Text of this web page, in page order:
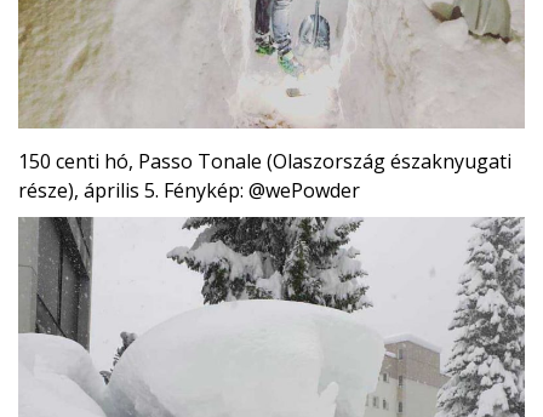
150 centi hó, Passo Tonale (Olaszország északnyugati
része), április 5. Fénykép: @wePowder